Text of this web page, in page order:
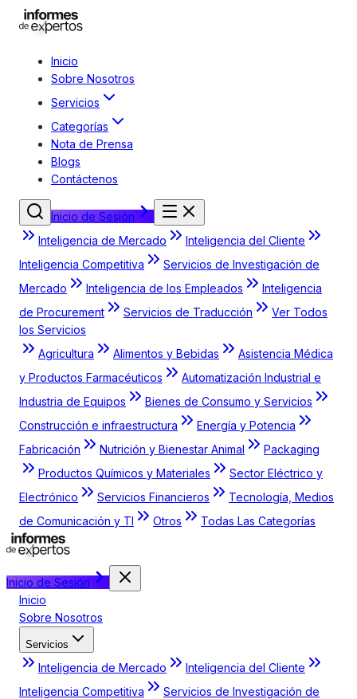
Inicio
Sobre Nosotros
Servicios
Categorías
Nota de Prensa
Blogs
Contáctenos
Inicio de Sesión
Inteligencia de Mercado
Inteligencia del Cliente
Inteligencia Competitiva
Servicios de Investigación de
Mercado
Inteligencia de los Empleados
Inteligencia
de Procurement
Servicios de Traducción
Ver Todos
los Servicios
Agricultura
Alimentos y Bebidas
Asistencia Médica
y Productos Farmacéuticos
Automatización Industrial e
Industria de Equipos
Bienes de Consumo y Servicios
Construcción e infraestructura
Energía y Potencia
Fabricación
Nutrición y Bienestar Animal
Packaging
Productos Químicos y Materiales
Sector Eléctrico y
Electrónico
Servicios Financieros
Tecnología, Medios
de Comunicación y TI
Otros Todas Las Categorías
Inicio de Sesión
Inicio
Sobre Nosotros
Servicios
Inteligencia de Mercado
Inteligencia del Cliente
Inteligencia Competitiva
Servicios de Investigación de